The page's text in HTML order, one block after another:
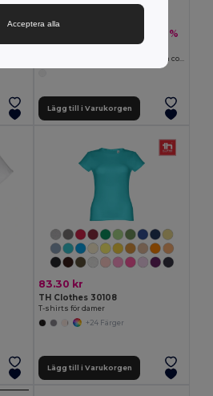
-26%
Women's long-sleeved polo shirt in cotton piqué and viscose with removable label
Lägg till i Varukorgen
83.30 kr
TH Clothes 30108
T-shirts för damer
+24 Färger
Lägg till i Varukorgen
Acceptera alla